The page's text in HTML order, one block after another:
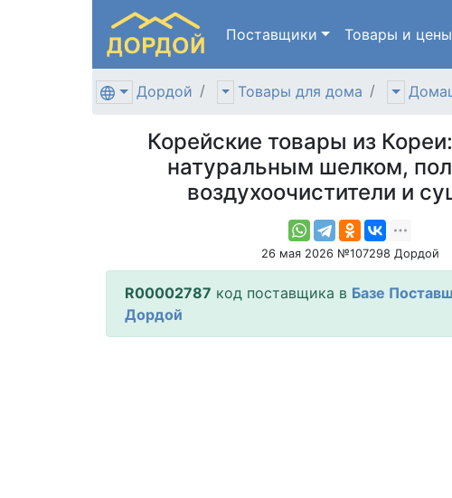
Поставщики Товары и цены
Дордой Товары для дома
Корейские товары из
натуральным шелком,
воздухоочистители и
26 мая 2026 №107298 Дордой
R00002787 код поставщика в Базе
Дордой